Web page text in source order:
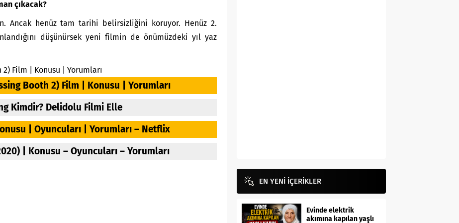
çıkacak?
Ancak henüz tam tarihi belirsizliğini koruyor. Henüz 2.
düşünürsek yeni filmin de önümüzdeki yıl yaz
Film | Konusu | Yorumları
Booth 2) Film | Konusu | Yorumları
Kimdir? Delidolu Filmi Elle
| Oyuncuları | Yorumları – Netflix
| Konusu – Oyuncuları – Yorumları
EN YENİ İÇERİKLER
Evinde elektrik
akımına kapılan yaşlı